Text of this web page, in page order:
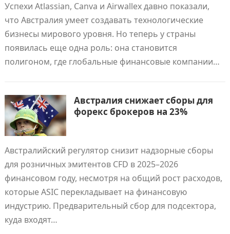
Успехи Atlassian, Canva и Airwallex давно показали,
что Австралия умеет создавать технологические
бизнесы мирового уровня. Но теперь у страны
появилась еще одна роль: она становится
полигоном, где глобальные финансовые компании…
Австралия снижает сборы для
форекс брокеров на 23%
Австралийский регулятор снизит надзорные сборы
для розничных эмитентов CFD в 2025–2026
финансовом году, несмотря на общий рост расходов,
которые ASIC перекладывает на финансовую
индустрию. Предварительный сбор для подсектора,
куда входят…